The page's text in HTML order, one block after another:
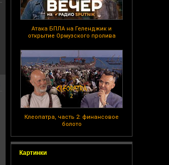
Атака БПЛА на Геленджик и
открытие Ормузского пролива
Клеопатра, часть 2: финансовое
болото
Картинки